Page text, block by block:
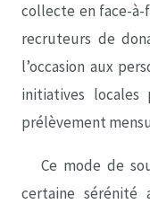
collecte en face-à-
recruteurs de
l’occasion aux
initiatives
prélèvement
Ce mode de
certaine sérénité